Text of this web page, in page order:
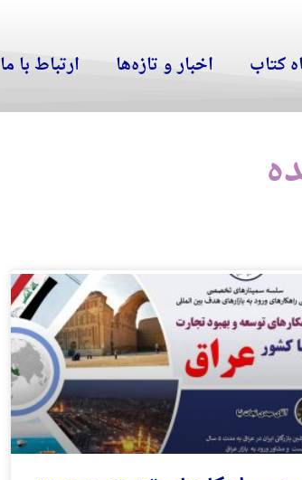
کتاب اخبار و تازه‌ها ارتباط با ما